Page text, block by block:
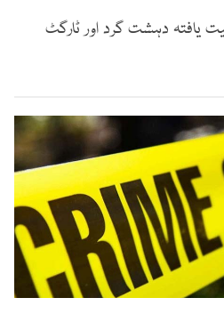
یافتہ دہشت گرد اور ٹارگٹ